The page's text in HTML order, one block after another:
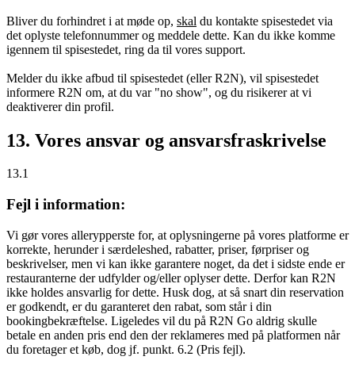
Bliver du forhindret i at møde op, skal du kontakte spisestedet via
det oplyste telefonnummer og meddele dette. Kan du ikke komme
igennem til spisestedet, ring da til vores support.
Melder du ikke afbud til spisestedet (eller R2N), vil spisestedet
informere R2N om, at du var "no show", og du risikerer at vi
deaktiverer din profil.
13. Vores ansvar og ansvarsfraskrivelse
13.1
Fejl i information:
Vi gør vores allerypperste for, at oplysningerne på vores platforme er
korrekte, herunder i særdeleshed, rabatter, priser, førpriser og
beskrivelser, men vi kan ikke garantere noget, da det i sidste ende er
restauranterne der udfylder og/eller oplyser dette. Derfor kan R2N
ikke holdes ansvarlig for dette. Husk dog, at så snart din reservation
er godkendt, er du garanteret den rabat, som står i din
bookingbekræftelse. Ligeledes vil du på R2N Go aldrig skulle
betale en anden pris end den der reklameres med på platformen når
du foretager et køb, dog jf. punkt. 6.2 (Pris fejl).